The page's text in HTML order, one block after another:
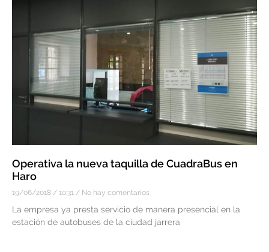
Operativa la nueva taquilla de CuadraBus en
Haro
19/06/2018 10:31 No hay comentarios
La empresa ya presta servicio de manera presencial en la
estación de autobuses de la ciudad jarrera